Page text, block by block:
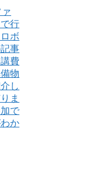
ァ
行
ボ
事
費
物
し
ま
で
か